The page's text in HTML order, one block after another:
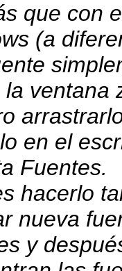
que con
(a
la ventana
en el
Fuentes.
hacerlo
nueva
y